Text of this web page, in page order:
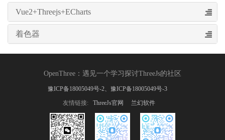
Vue2+Threejs+ECharts
着色器
OpenThree ： 遇见一个学习探讨ThreeJs的社区
豫ICP备18005049号-2、豫ICP备18005049号-3
友情链接: ThreeJs官网 兰幻软件